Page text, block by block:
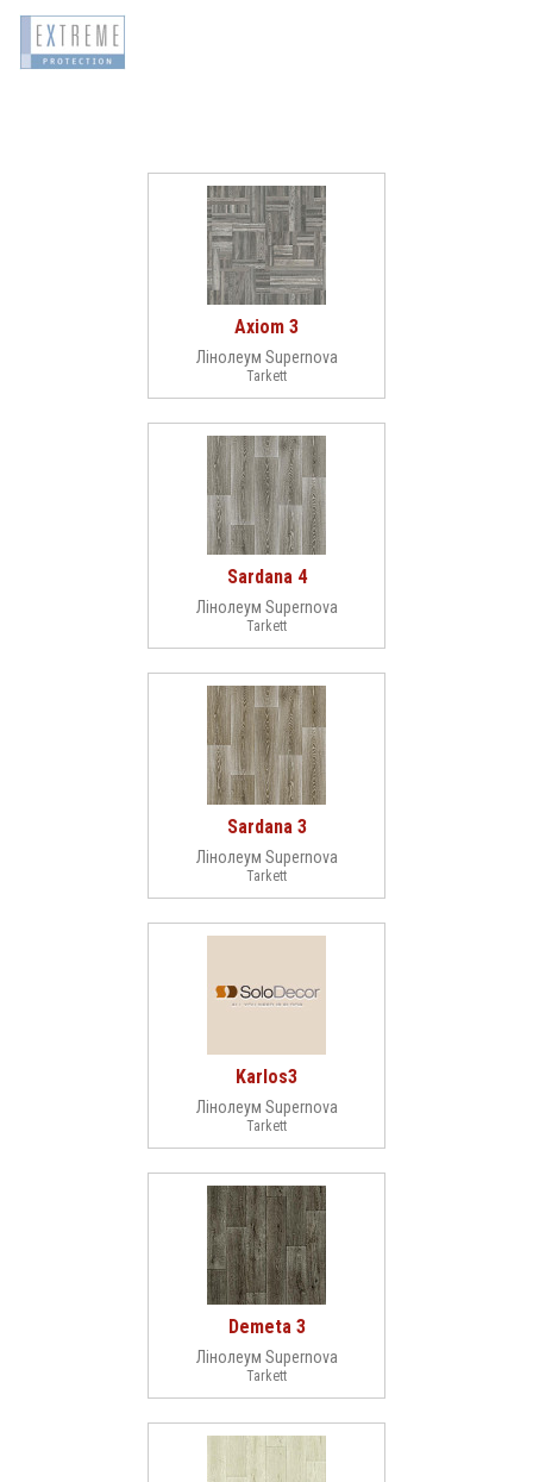
Axiom 3
Лінолеум Supernova
Tarkett
Sardana 4
Лінолеум Supernova
Tarkett
Sardana 3
Лінолеум Supernova
Tarkett
Karlos3
Лінолеум Supernova
Tarkett
Demeta 3
Лінолеум Supernova
Tarkett